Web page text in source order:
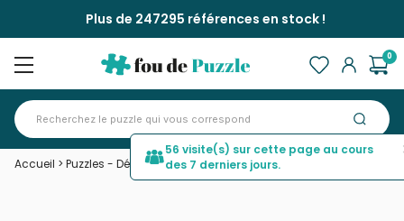
Plus de 247295 références en stock !
0
Accueil > Puzzles - Déco et Objets >The Dissectologist
56 visite(s) sur cette page au cours
des 7 derniers jours.